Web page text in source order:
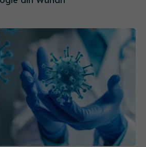
termen lung asupra sistemului
sunt semnificative